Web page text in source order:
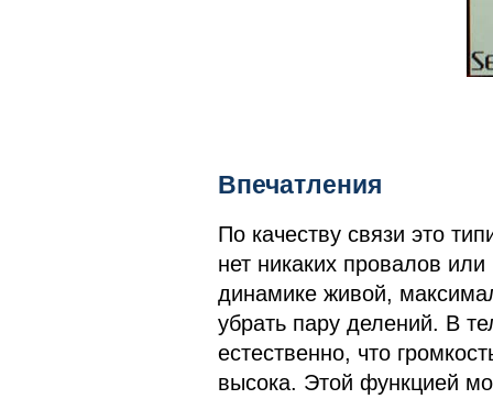
Впечатления
По качеству связи это
нет никаких провалов
динамике живой,
убрать пару делений. В
естественно, что
высока. Этой функцией